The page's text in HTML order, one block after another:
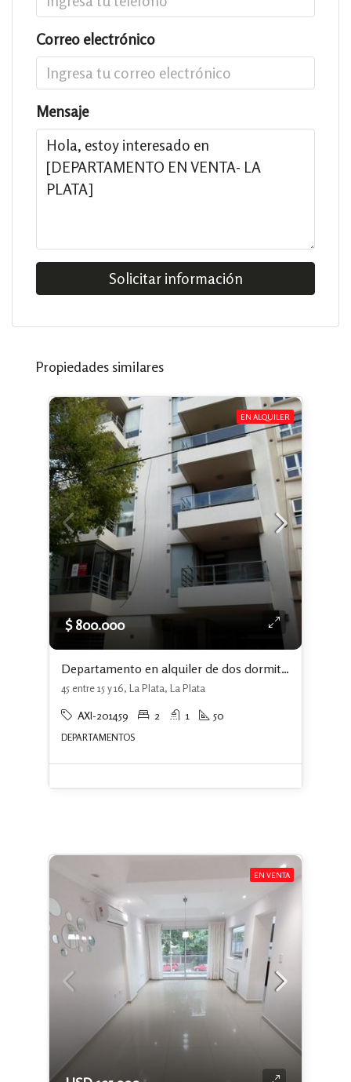
Correo electrónico
Mensaje
Solicitar información
Propiedades similares
EN ALQUILER
$ 800.000
Departamento en alquiler de dos dormitorios c/ cochera en La Plata
45 entre 15 y 16, La Plata, La Plata
AXI-201459 2 1 50
DEPARTAMENTOS
EN VENTA